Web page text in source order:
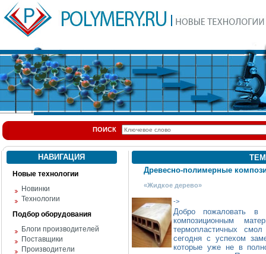
ПОИСК
НАВИГАЦИЯ
Новые технологии
Новинки
Технологии
Подбор оборудования
Блоги производителей
Поставщики
Производители
Древесно-полимерные
«Жидкое дерево»
->
Добро пожаловать в
композиционным
термопластичных
сегодня с успехом
которые уже не в